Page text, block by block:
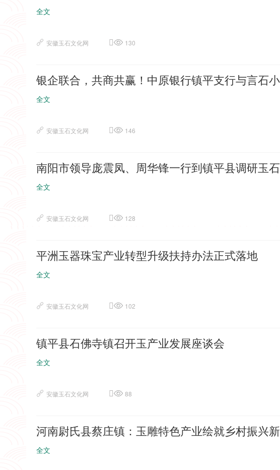
全文
安徽玉石文化网 130
银企联合，共商共赢！中原银行镇平支行与言石
全文
安徽玉石文化网 146
南阳市领导庞震凤、周华锋一行到镇平县调研玉
全文
安徽玉石文化网 128
平洲玉器珠宝产业转型升级扶持办法正式落地
全文
安徽玉石文化网 102
镇平县石佛寺镇召开玉产业发展座谈会
全文
安徽玉石文化网 88
河南尉氏县蔡庄镇：玉雕特色产业绘就乡村振兴
全文